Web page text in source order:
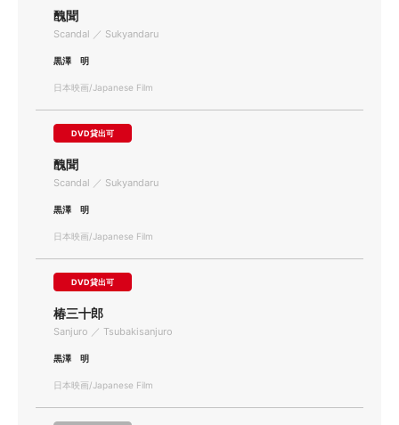
醜聞
Scandal ／ Sukyandaru
黒澤 明
日本映画/Japanese Film
DVD貸出可
醜聞
Scandal ／ Sukyandaru
黒澤 明
日本映画/Japanese Film
DVD貸出可
椿三十郎
Sanjuro ／ Tsubakisanjuro
黒澤 明
日本映画/Japanese Film